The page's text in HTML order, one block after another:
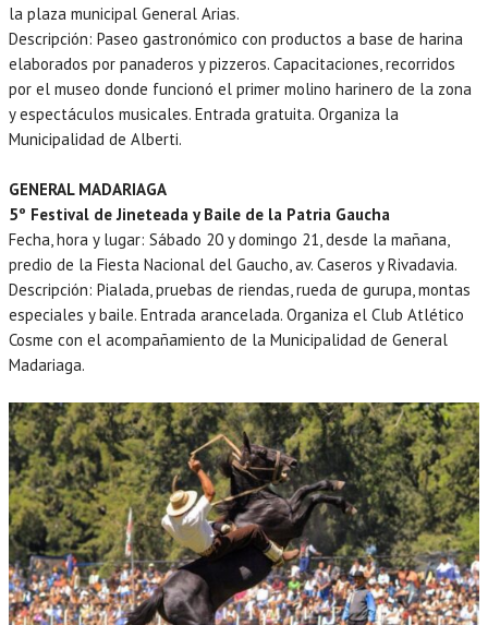
la plaza municipal General Arias.
Descripción: Paseo gastronómico con productos a base de harina
elaborados por panaderos y pizzeros. Capacitaciones, recorridos
por el museo donde funcionó el primer molino harinero de la zona
y espectáculos musicales. Entrada gratuita. Organiza la
Municipalidad de Alberti.
GENERAL MADARIAGA
5º Festival de Jineteada y Baile de la Patria Gaucha
Fecha, hora y lugar: Sábado 20 y domingo 21, desde la mañana,
predio de la Fiesta Nacional del Gaucho, av. Caseros y Rivadavia.
Descripción: Pialada, pruebas de riendas, rueda de gurupa, montas
especiales y baile. Entrada arancelada. Organiza el Club Atlético
Cosme con el acompañamiento de la Municipalidad de General
Madariaga.